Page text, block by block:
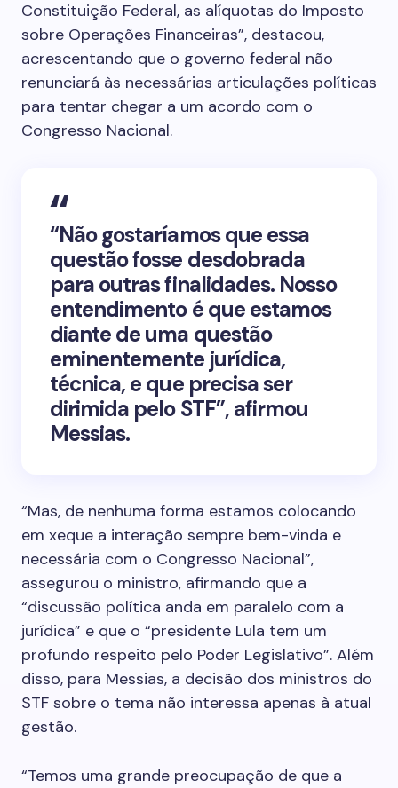
Constituição Federal, as alíquotas do Imposto
sobre Operações Financeiras”, destacou,
acrescentando que o governo federal não
renunciará às necessárias articulações políticas
para tentar chegar a um acordo com o
Congresso Nacional.
“Não gostaríamos que essa
questão fosse desdobrada
para outras finalidades. Nosso
entendimento é que estamos
diante de uma questão
eminentemente jurídica,
técnica, e que precisa ser
dirimida pelo STF”, afirmou
Messias.
“Mas, de nenhuma forma estamos colocando
em xeque a interação sempre bem-vinda e
necessária com o Congresso Nacional”,
assegurou o ministro, afirmando que a
“discussão política anda em paralelo com a
jurídica” e que o “presidente Lula tem um
profundo respeito pelo Poder Legislativo”. Além
disso, para Messias, a decisão dos ministros do
STF sobre o tema não interessa apenas à atual
gestão.
“Temos uma grande preocupação de que a